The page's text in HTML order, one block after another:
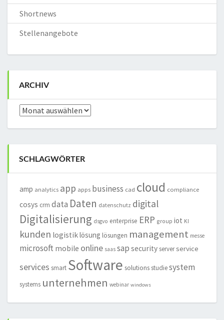
Shortnews
Stellenangebote
ARCHIV
Archiv
SCHLAGWÖRTER
amp analytics app apps business cad cloud compliance
cosys crm data Daten datenschutz digital
Digitalisierung dsgvo enterprise ERP group iot KI
kunden logistiklösung lösungen management messe
microsoft mobile online saas sap security serverservice
services smart Software solutions studiesystem
systems unternehmen webinar windows